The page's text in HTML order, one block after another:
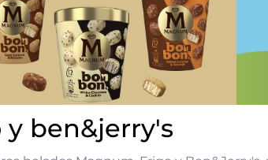
y ben&jerry's